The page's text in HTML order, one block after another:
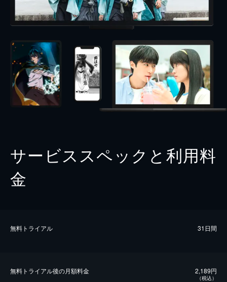
サービススペックと利用料
金
無料トライアル 31日間
無料トライアル後の⽉額料金 2,189円
（税込）